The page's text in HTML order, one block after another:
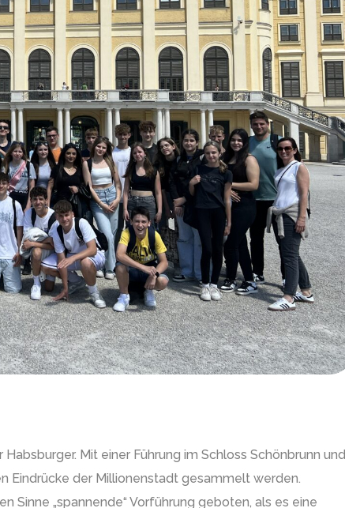
Mit einer Führung im Schloss Schönbrunn und
Eindrücke der Millionenstadt gesammelt werden.
Sinne „spannende“ Vorführung geboten, als es eine